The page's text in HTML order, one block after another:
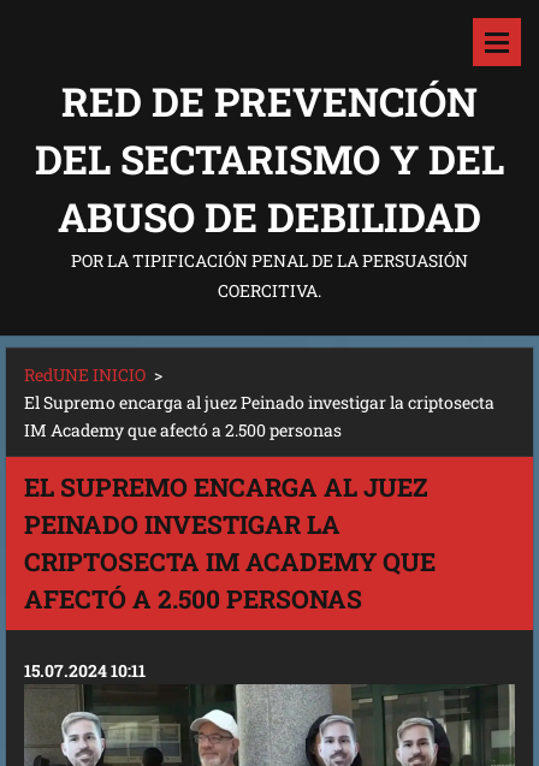
RED DE PREVENCIÓN
DEL SECTARISMO Y DEL
ABUSO DE DEBILIDAD
POR LA TIPIFICACIÓN PENAL DE LA PERSUASIÓN
COERCITIVA.
RedUNE INICIO >
El Supremo encarga al juez Peinado investigar la criptosecta
IM Academy que afectó a 2.500 personas
EL SUPREMO ENCARGA AL JUEZ
PEINADO INVESTIGAR LA
CRIPTOSECTA IM ACADEMY QUE
AFECTÓ A 2.500 PERSONAS
15.07.2024 10:11